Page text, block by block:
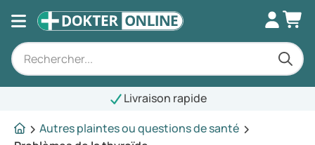
Livraison rapide
Autres plaintes ou questions de santé